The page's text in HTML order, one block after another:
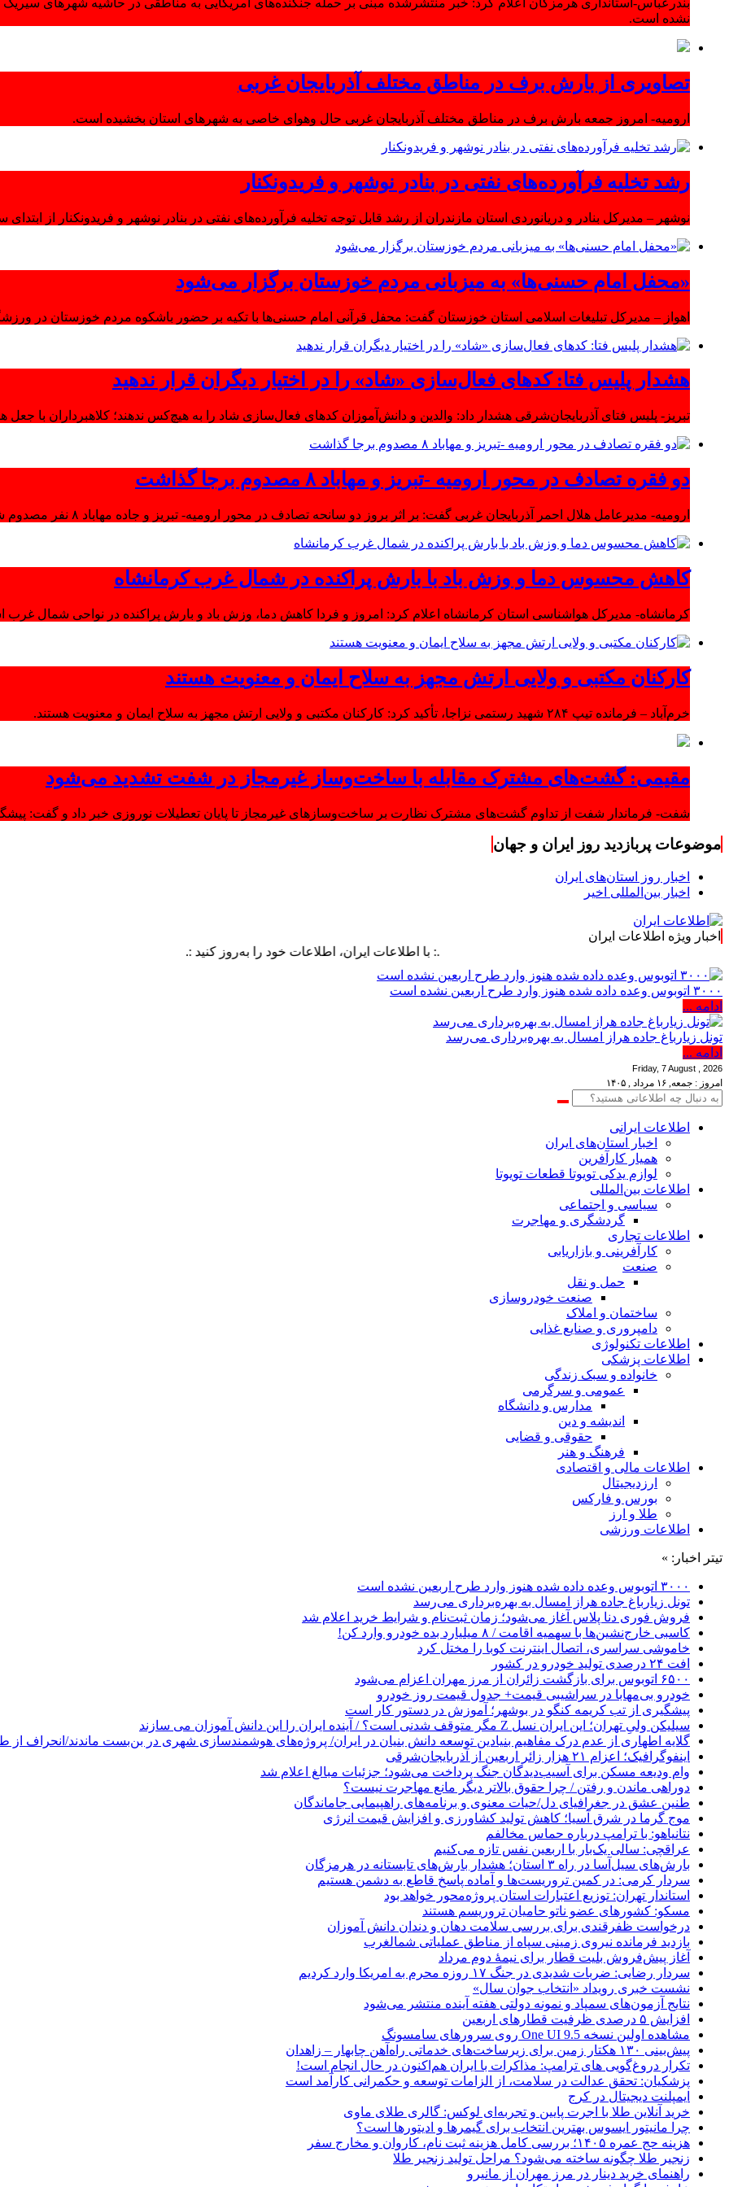
بندرعباس-استانداری هرمزگان اعلام کرد: خبر منتشرشده مبنی بر حمله جنگنده‌های آمریکایی به مناطقی در حاشیه شهرهای
نشده است.
تصاویری از بارش برف در مناطق مختلف آذربایجان غربی
ارومیه- امروز جمعه بارش برف در مناطق مختلف آذربایجان غربی حال وهوای خاصی به شهرهای استان بخشیده است.
رشد تخلیه فرآورده‌های نفتی در بنادر نوشهر و فریدونکنار
نوشهر – مدیرکل بنادر و دریانوردی استان مازندران از رشد قابل توجه تخلیه فرآورده‌های نفتی در بنادر نوشهر و فریدونکنار از
«محفل امام حسنی‌ها» به میزبانی مردم خوزستان برگزار می‌شود
اهواز – مدیرکل تبلیغات اسلامی استان خوزستان گفت: محفل قرآنی امام حسنی‌ها با تکیه بر حضور باشکوه مردم خوزستان در
هشدار پلیس فتا: کدهای فعال‌سازی «شاد» را در اختیار دیگران قرار ندهید
تبریز- پلیس فتای آذربایجان‌شرقی هشدار داد: والدین و دانش‌آموزان کدهای فعال‌سازی شاد را به هیچ‌کس ندهند؛ کلاهبرداران با
دو فقره تصادف در محور ارومیه -تبریز و مهاباد ۸ مصدوم برجا گذاشت
ارومیه- مدیرعامل هلال احمر آذربایجان غربی گفت: بر اثر بروز دو سانحه تصادف در محور ارومیه- تبریز و جاده مهاباد ۸ نفر مصدوم شدند.
کاهش محسوس دما و وزش باد با بارش پراکنده در شمال غرب کرمانشاه
کرمانشاه- مدیرکل هواشناسی استان کرمانشاه اعلام کرد: امروز و فردا کاهش دما، وزش باد و بارش پراکنده در نواحی شمال
کارکنان مکتبی و ولایی ارتش مجهز به سلاح ایمان و معنویت هستند
خرم‌آباد – فرمانده تیپ ۲۸۴ شهید رستمی نزاجا، تأکید کرد: کارکنان مکتبی و ولایی ارتش مجهز به سلاح ایمان و معنویت هستند.
مقیمی: گشت‌های مشترک مقابله با ساخت‌وساز غیرمجاز در شفت تشدید می‌شود
شفت- فرماندار شفت از تداوم گشت‌های مشترک نظارت بر ساخت‌وسازهای غیرمجاز تا پایان تعطیلات نوروزی خبر داد و گفت:
موضوعات پربازدید روز ایران و جهان
اخبار روز استان‌های ایران
اخبار بین‌المللی اخیر
اخبار ویژه اطلاعات ایران
.: با اطلاعات ایران، اطلاعات خود را به‌روز کنید :.
۳۰۰۰ اتوبوس وعده داده شده هنوز وارد طرح اربعین نشده است
ادامه ...
تونل زیارباغ جاده هراز امسال به بهره‌برداری می‌رسد
ادامه ...
Friday, 7 August , 2026
امروز : جمعه, ۱۶ مرداد , ۱۴۰۵
اطلاعات‌ ‎ایرانی
اخبار استان‌های ایران
همیار کارآفرین
لوازم یدکی تویوتا قطعات تویوتا
اطلاعات بین‌المللی
سیاسی و اجتماعی
گردشگری و مهاجرت
اطلاعات تجاری
کارآفرینی و بازاریابی
صنعت
حمل و نقل
صنعت خودروسازی
ساختمان و املاک
دامپروری و صنایع غذایی
اطلاعات تکنولوژی
اطلاعات پزشکی
خانواده و سبک زندگی
عمومی و سرگرمی
مدارس و دانشگاه
اندیشه و دین
حقوقی و قضایی
فرهنگ و هنر
اطلاعات مالی و اقتصادی
ارزدیجیتال
بورس و فارکس
طلا و ارز
اطلاعات ورزشی
تیتر اخبار: »
۳۰۰۰ اتوبوس وعده داده شده هنوز وارد طرح اربعین نشده است
تونل زیارباغ جاده هراز امسال به بهره‌برداری می‌رسد
فروش فوری دنا پلاس آغاز می‌شود؛ زمان ثبت‌نام و شرایط خرید اعلام شد
کاسبی خارج‌نشین‌ها با سهمیه اقامت / ۸ میلیارد بده خودرو وارد کن!
خاموشی سراسری، اتصال اینترنت کوبا را مختل کرد
افت ۲۴ درصدی تولید خودرو در کشور
۶۵۰۰ اتوبوس برای بازگشت زائران از مرز مهران اعزام می‌شود
خودرو بی‌مهابا در سراشیبی قیمت+ جدول قیمت روز خودرو
پیشگیری از تب کریمه کنگو در بوشهر؛ آموزش در دستور کار است
سیلیکن ولیِ تهران؛ این ایران نسل Z مگر متوقف شدنی است؟ / آینده ایران را این دانش آموزان می سازند
گلایه اطهاری از عدم درک مفاهیم بنیادین توسعه دانش بنیان در ایران/ پروژه‌های هوشمندسازی شهری در بن‌بست ماندند/انحراف از طرح جامع ۱۳۸۶ به
اینفوگرافیک؛ اعزام ۲۱ هزار زائر اربعین از آذربایجان‌شرقی
وام ودیعه مسکن برای آسیب‌دیدگان جنگ پرداخت می‌شود؛ جزئیات مبالغ اعلام شد
دوراهی ماندن و رفتن / چرا حقوق بالاتر دیگر مانع مهاجرت نیست؟
طنین عشق در جغرافیای دل/حیات معنوی و برنامه‌های راهپیمایی جاماندگان
موج گرما در شرق آسیا؛ کاهش تولید کشاورزی و افزایش قیمت انرژی
نتانیاهو: با ترامپ درباره حماس مخالفم
عراقچی: سالی یک‌بار با اربعین نفس تازه می‌کنیم
بارش‌های سیل‌آسا در راه ۳ استان؛ هشدار بارش‌های تابستانه در هرمزگان
سردار کرمی: در کمین تروریست‌ها و آماده پاسخ قاطع به دشمن هستیم
استاندار تهران: توزیع اعتبارات استان پروژه‌محور خواهد بود
مسکو: کشورهای عضو ناتو حامیان تروریسم هستند
درخواست ظفرقندی برای بررسی سلامت دهان و دندان دانش آموزان
بازدید فرمانده نیروی زمینی سپاه از مناطق عملیاتی شمالغرب
آغاز پیش‌فروش بلیت قطار برای نیمۀ دوم مرداد
سردار رضایی: ضربات شدیدی در جنگ ۱۷ روزه محرم به امریکا وارد کردیم
نشست خبری رویداد «انتخاب جوان سال»
نتایج آزمون‌های سمپاد و نمونه دولتی هفته آینده منتشر می‌شود
افزایش ۵ درصدی ظرفیت قطارهای اربعین
مشاهده اولین نسخه One UI 9.5 روی سرورهای سامسونگ
پیش‌بینی ۱۳۰ هکتار زمین برای زیرساخت‌های خدماتی راه‌آهن چابهار – زاهدان
تکرار دروغ‌گویی های ترامپ: مذاکرات با ایران هم‌اکنون در حال انجام است!
پزشکیان: تحقق عدالت در سلامت، از الزامات توسعه و حکمرانی کارآمد است
ایمپلنت دیجیتال در کرج
خرید آنلاین طلا با اجرت پایین و تجربه‌ای لوکس: گالری طلای ماوی
چرا مانیتور ایسوس بهترین انتخاب برای گیمرها و ادیتورها است؟
هزینه حج عمره ۱۴۰۵؛ بررسی کامل هزینه ثبت نام، کاروان و مخارج سفر
زنجیر طلا چگونه ساخته می‌شود؟ مراحل تولید زنجیر طلا
راهنمای خرید دینار در مرز مهران از مانیرو